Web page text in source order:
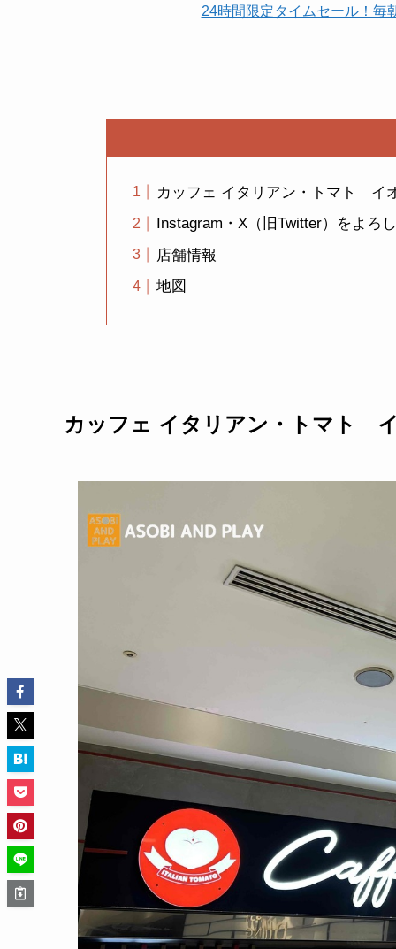
24時間限定タイムセール！毎
カッフェ イタリアン・トマト イ
Instagram・X（旧Twitter）をよろ
店舗情報
地図
カッフェ イタリアン・トマト